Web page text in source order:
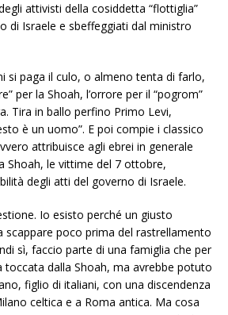
attivisti della cosiddetta “flottiglia”
di Israele e sbeffeggiati dal ministro
si paga il culo, o almeno tenta di farlo,
per la Shoah, l’orrore per il “pogrom”
Tira in ballo perfino Primo Levi,
è un uomo”. E poi compie i classico
attribuisce agli ebrei in generale
Shoah, le vittime del 7 ottobre,
degli atti del governo di Israele.
Io esisto perché un giusto
scappare poco prima del rastrellamento
sì, faccio parte di una famiglia che per
dalla Shoah, ma avrebbe potuto
figlio di italiani, con una discendenza
celtica e a Roma antica. Ma cosa